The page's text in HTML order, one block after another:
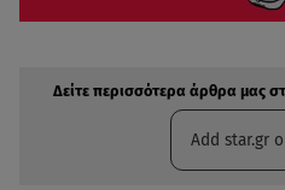
Δείτε περισσότερα άρθρα μας
Add star.gr